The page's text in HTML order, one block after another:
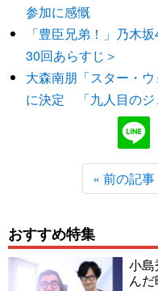
参加に感慨
「豊臣兄弟！」乃木
30回あらすじ＞
大森南朋「スター・
に決定 「九人目のジ
« 前の記事
おすすめ特集
小
ん